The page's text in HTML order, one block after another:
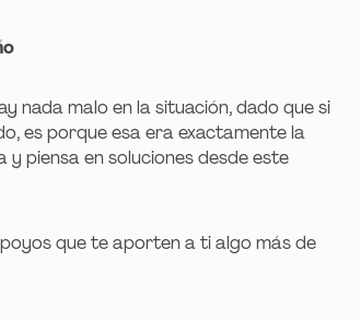
nada malo en la situación, dado que si
es porque esa era exactamente la
piensa en soluciones desde este
que te aporten a ti algo más de